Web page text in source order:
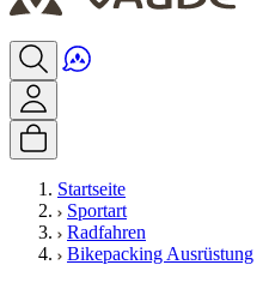
Startseite
Sportart
Radfahren
Bikepacking Ausrüstung